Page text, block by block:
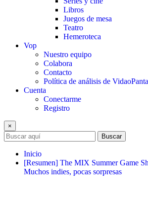
Libros
Juegos de mesa
Teatro
Hemeroteca
Vop
Nuestro equipo
Colabora
Contacto
Política de análisis de
Cuenta
Conectarme
Registro
×
Buscar
Inicio
[Resumen] The MIX Summer Game
Muchos indies, pocas sorpresas